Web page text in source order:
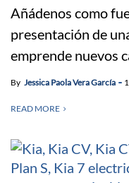
Añádenos como
presentación de
emprende nuevos
By Jessica Paola Vera García
READ MORE